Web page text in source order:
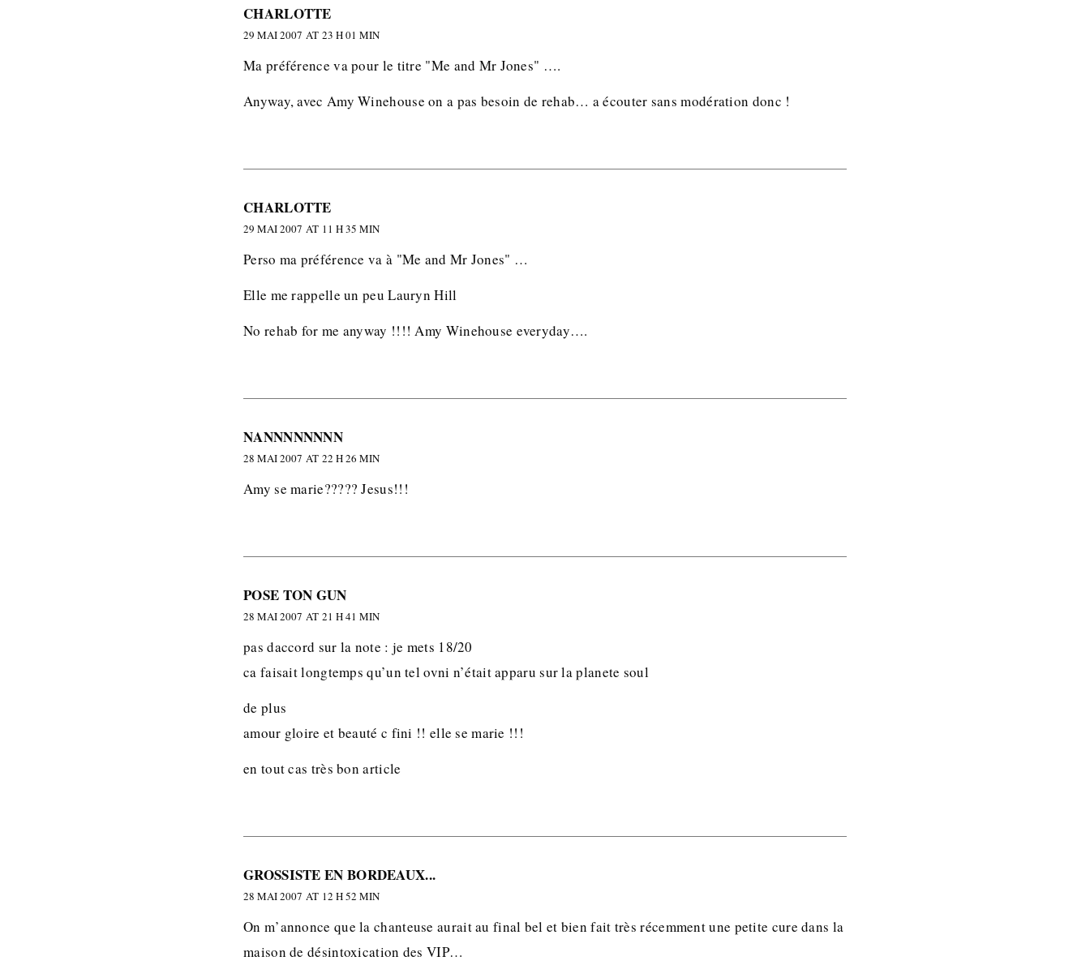
CHARLOTTE
29 MAI 2007 AT 23 H 01 MIN
Ma préférence va pour le titre "Me and Mr Jones" ….
Anyway, avec Amy Winehouse on a pas besoin de rehab… a écouter sans modération donc !
CHARLOTTE
29 MAI 2007 AT 11 H 35 MIN
Perso ma préférence va à "Me and Mr Jones" …
Elle me rappelle un peu Lauryn Hill
No rehab for me anyway !!!! Amy Winehouse everyday….
NANNNNNNNN
28 MAI 2007 AT 22 H 26 MIN
Amy se marie????? Jesus!!!
POSE TON GUN
28 MAI 2007 AT 21 H 41 MIN
pas daccord sur la note : je mets 18/20
ca faisait longtemps qu’un tel ovni n’était apparu sur la planete soul
de plus
amour gloire et beauté c fini !! elle se marie !!!
en tout cas très bon article
GROSSISTE EN BORDEAUX...
28 MAI 2007 AT 12 H 52 MIN
On m’annonce que la chanteuse aurait au final bel et bien fait très récemment une petite cure dans la
maison de désintoxication des VIP…